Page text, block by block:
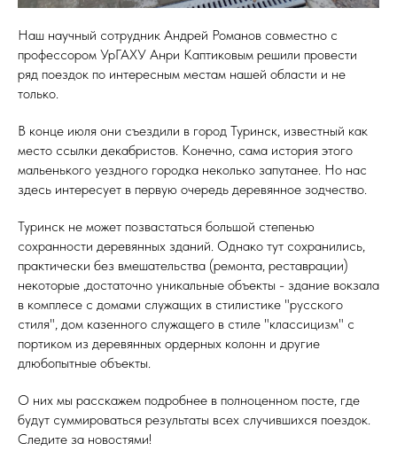
Наш научный сотрудник Андрей Романов совместно с
профессором УрГАХУ Анри Каптиковым решили провести
ряд поездок по интересным местам нашей области и не
только.
В конце июля они съездили в город Туринск, известный как
место ссылки декабристов. Конечно, сама история этого
мальенького уездного городка неколько запутанее. Но нас
здесь интересует в первую очередь деревянное зодчество.
Туринск не может позвастаться большой степенью
сохранности деревянных зданий. Однако тут сохранились,
практически без вмешательства (ремонта, реставрации)
некоторые ,достаточно уникальные объекты - здание вокзала
в комплесе с домами служащих в стилистике "русского
стиля", дом казенного служащего в стиле "классицизм" с
портиком из деревянных ордерных колонн и другие
длюбопытные объекты.
О них мы расскажем подробнее в полноценном посте, где
будут суммироваться результаты всех случившихся поездок.
Следите за новостями!